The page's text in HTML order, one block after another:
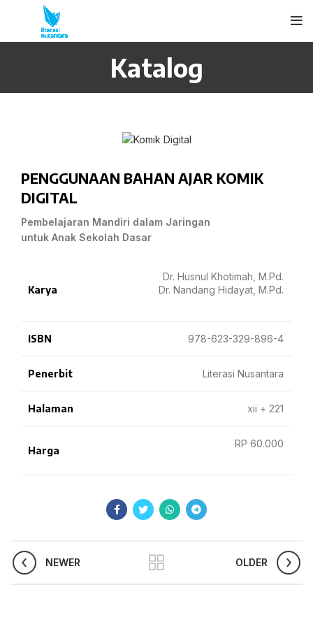
Katalog
PENGGUNAAN BAHAN AJAR KOMIK
DIGITAL
Pembelajaran Mandiri dalam Jaringan
untuk Anak Sekolah Dasar
Karya
Dr. Husnul Khotimah, M.Pd.
Dr. Nandang Hidayat, M.Pd.
ISBN 978-623-329-896-4
Penerbit Literasi Nusantara
Halaman xii + 221
Harga
RP 60.000
NEWER OLDER